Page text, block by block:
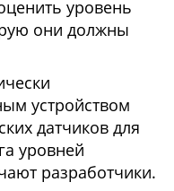
уровень
они должны
устройством
датчиков для
уровней
разработчики.